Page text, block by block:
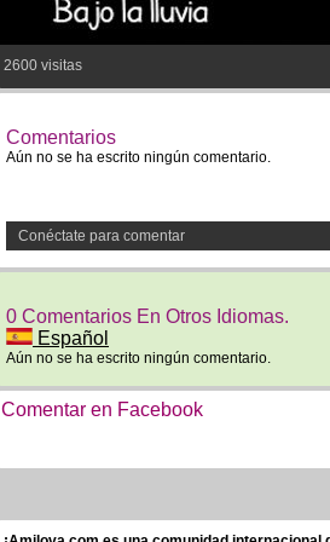
2600 visitas
Comentarios
Aún no se ha escrito ningún comentario.
Conéctate para comentar
0 Comentarios En Otros Idiomas.
Español
Aún no se ha escrito ningún comentario.
Comentar en Facebook